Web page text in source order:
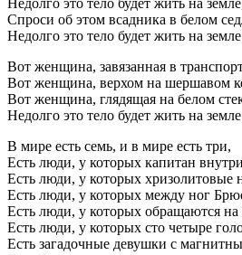
Спроси об этом всадника в белом
Недолго это тело будет жить на
Вот женщина, завязанная в
Вот женщина, верхом на шершавом
Вот женщина, глядящая на белом
Недолго это тело будет жить на
В мире есть семь, и в мире есть три,
Есть люди, у которых капитан
Есть люди, у которых хризолитовые
Есть люди, у которых между ног
Есть люди, у которых обращаются
Есть люди, у которых сто четыре
Есть загадочные девушки с